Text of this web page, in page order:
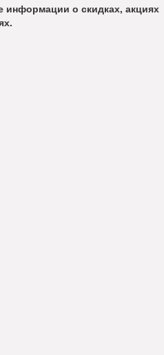
информации о скидках, акциях